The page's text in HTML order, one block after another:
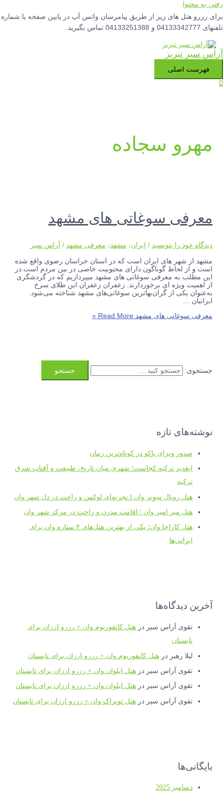
رفتن به محتوا
برای رزرو هتل های زیر از طریق پیامرسان واتس آپ در پایین صفحه یا شماره
تلفنهای 04133342777 و 04133251388 تماس بگیرید.
آراس سیر تبریز
فهرست اصلی
0
مهرو سجاده
معرفی سوغاتی های مشهد
دیدگاه‌ خود را بنویسید / ایران، مشهد، معرفی مشهد / آراس سیر
مشهد از شهر های ایران است که در استان خراسان رضوی واقع شده
است و از لحاظ گوناگون دارای محبوبیت خاصی در بین مردم است.در
این مطلب به معرفی سوغاتی های مشهد میپردازیم که در گردشگری
از اهمیت ویژه ای برخوردارند. زعفران زعفران این طلای سرخ
به‌عنوان یکی از گران‌بهاترین سوغاتی‌های مشهد شناخته می‌شود.
ایرانیان …
معرفی سوغاتی های مشهد
جستجوی:
نوشته‌های تازه
صدور ویزای باکو در کوتاه‌ترین زمان
ایغدیر ترکیه کجاست؛ شهری میان تاریخ، طبیعت و آفتاب شرق
ترکیه
هتل رویال سِوِنز وان l تجربه‌ای لوکس و راحت در دل شهر وان
هتل میر امیر وان | اقامت مدرن و راحت در مرکز شهر وان
هتل کاراجا وان؛ یکی از بهترین هتل‌های ۴ ستاره وان برای
ایرانی‌ها
آخرین دیدگاه‌ها
تقوی آراس سیر درهتل کانفوریوم وان + رزرو ارزان برای
تابستان
لیلا رهبر درهتل کانفوریوم وان + رزرو ارزان برای تابستان
تقوی آراس سیر درهتل ایلوان وان + رزرو ارزان برای تابستان
تقوی آراس سیر درهتل ایلوان وان + رزرو ارزان برای تابستان
تقوی آراس سیر درهتل توپراک وان + رزرو ارزان برای تابستان
بایگانی‌ها
دسامبر 2025